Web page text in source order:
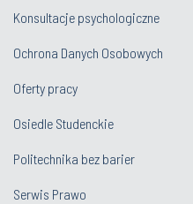
Konsultacje psychologiczne
Ochrona Danych Osobowych
Oferty pracy
Osiedle Studenckie
Politechnika bez barier
Serwis Prawo